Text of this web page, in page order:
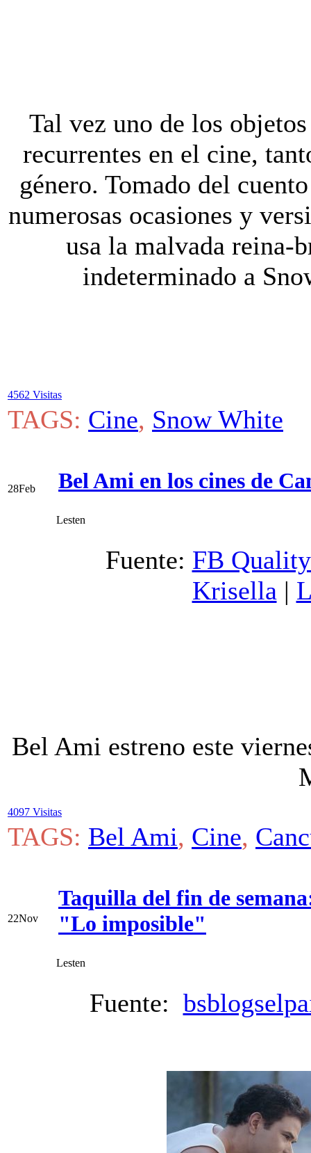
Tal vez uno de los
recurrentes en el cine,
género. Tomado del
numerosas ocasiones y
usa la malvada reina-
indeterminado a
4562 Visitas
TAGS: Cine, Snow White
28Feb Bel Ami en los cines de
Lesten
Fuente: FB
Krisella |
Bel Ami estreno este
4097 Visitas
TAGS: Bel Ami, Cine,
22Nov
Taquilla del fin de
"Lo imposible"
Lesten
Fuente: